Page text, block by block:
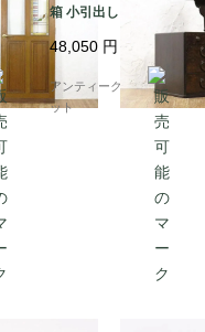
し
ア
ー
ロ
箱 小引出し 小物入れ
日本の道具 古民具 和骨
董 アンティーク 木製
桑材
48,050 円
アンティークブルーパロ
ット